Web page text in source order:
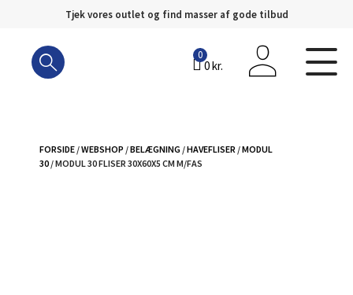
Tjek vores outlet og find masser af gode tilbud
indhold
0kr.
0
FORSIDE /WEBSHOP /BELÆGNING /HAVEFLISER /MODUL
30 / MODUL 30 FLISER 30X60X5 CM M/FAS